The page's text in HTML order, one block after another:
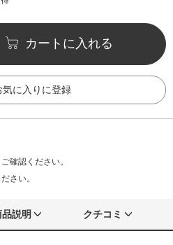
カートに入れる
気に入りに登録
確認ください。
さい。
品説明 クチコミ